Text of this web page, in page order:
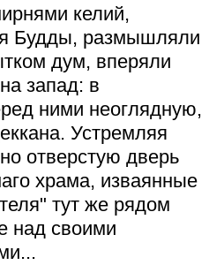
келий,
Будды, размышляли
дум, вперяли
запад: в
ними неоглядную,
Устремляя
отверстую дверь
храма, изваянные
тут же рядом
над своими